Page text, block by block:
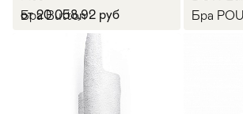
Стулья
Бра Button
от 20 058,92 руб
Бра